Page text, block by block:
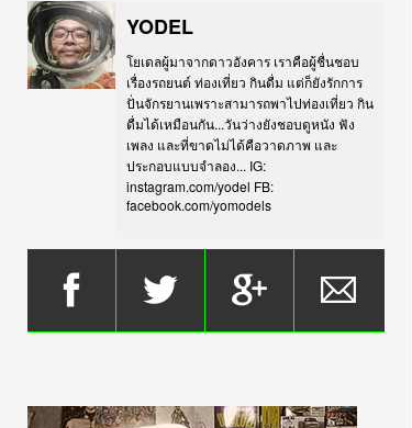
YODEL
โยเดลผู้มาจากดาวอังคาร เราคือผู้ชื่นชอบ
เรื่องรถยนต์ ท่องเที่ยว กินดื่ม แต่ก็ยังรักการ
ปั่นจักรยานเพราะสามารถพาไปท่องเที่ยว กิน
ดื่มได้เหมือนกัน...วันว่างยังชอบดูหนัง ฟัง
เพลง และที่ขาดไม่ได้คือวาดภาพ และ
ประกอบแบบจำลอง... IG:
instagram.com/yodel FB:
facebook.com/yomodels